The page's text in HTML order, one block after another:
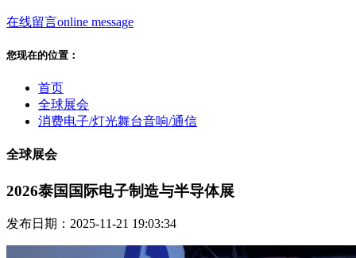
在线留言online message
您现在的位置：
首页
全球展会
消费电子/灯光舞台音响/通信
全球展会
2026泰国国际电子制造与半导体展
发布日期：2025-11-21 19:03:34